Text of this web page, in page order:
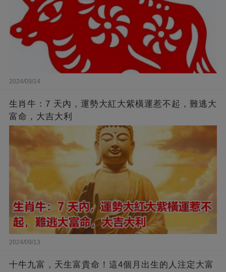
2024/09/14
生肖牛：7 天內，運勢大紅大紫橫運惹不起，難逃大
富命，大吉大利
2024/09/13
十牛九富，天生富貴命！這4個月出生的人注定大富